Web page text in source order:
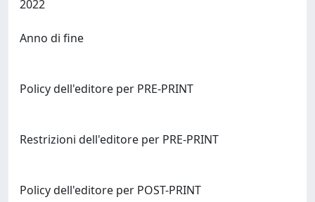
Anno di fine
Policy dell'editore per PRE-PRINT
Restrizioni dell'editore per PRE-PRINT
Policy dell'editore per POST-PRINT